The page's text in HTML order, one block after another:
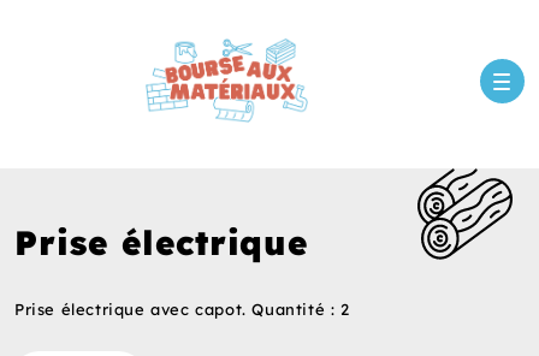
Prise électrique
Prise électrique avec capot. Quantité : 2